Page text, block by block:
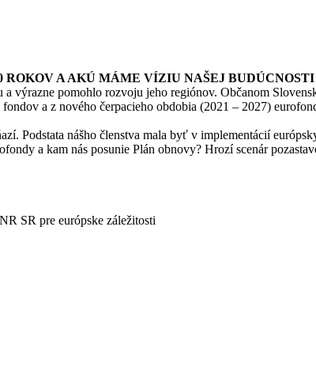
ROKOV A AKÚ MÁME VÍZIU NAŠEJ
výrazne pomohlo rozvoju jeho regiónov. Občanom
a z nového čerpacieho obdobia (2021 – 2027)
Podstata nášho členstva mala byť v implementácií
a kam nás posunie Plán obnovy? Hrozí scenár
SR pre európske záležitosti